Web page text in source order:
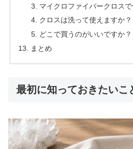
マイクロファイバークロス
クロスは洗って使えますか？
どこで買うのがいいですか？
まとめ
最初に知っておきたいこ